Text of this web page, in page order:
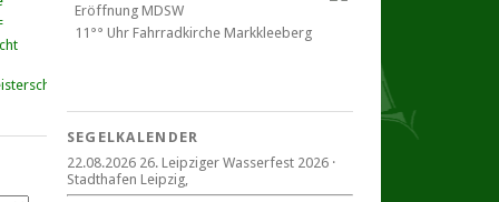
Eröffnung MDSW
11°° Uhr Fahrrad­kirche Markkleeberg
22. August 2026
SEGELKALENDER
22.08.2026 26. Leipziger Wasserfest 2026 ·
Stadthafen Leipzig,